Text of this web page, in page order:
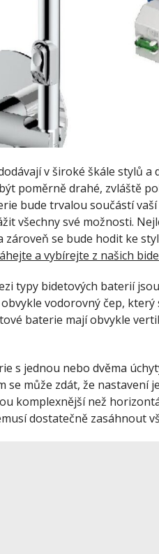
v široké škále stylů a
poměrně drahé, zvláště
bude trvalou součástí
všechny své možnosti.
zároveň se bude hodit ke
a vybírejte z našich
typy bidetových baterií
vodorovný čep,
baterie mají obvykle
s jednou nebo dvěma
se může zdát, že nastavení
komplexnější než
dostatečně zasáhnout